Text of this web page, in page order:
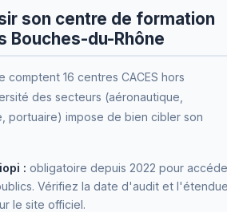
son centre de formation
Bouches-du-Rhône
comptent 16 centres CACES hors
des secteurs (aéronautique,
portuaire) impose de bien cibler son
: obligatoire depuis 2022 pour
Vérifiez la date d'audit et
le site officiel.